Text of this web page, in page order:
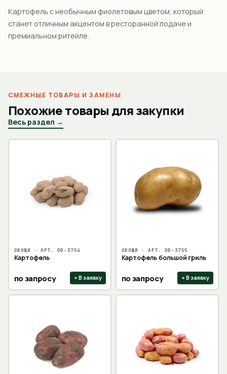
Картофель с необычным фиолетовым цветом, который
станет отличным акцентом в ресторанной подаче и
премиальном ритейле.
СМЕЖНЫЕ ТОВАРЫ И ЗАМЕНЫ
Похожие товары для закупки
Весь раздел →
ОВОЩИ · АРТ. DB-3754
Картофель
по запросу + В заявку
ОВОЩИ · АРТ. DB-3755
Картофель большой гриль
по запросу + В заявку